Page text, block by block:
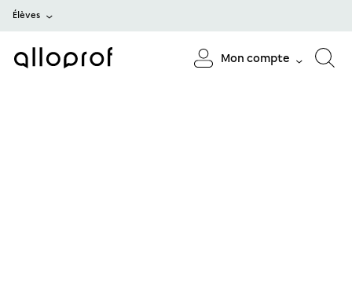
Élèves
Mon compte